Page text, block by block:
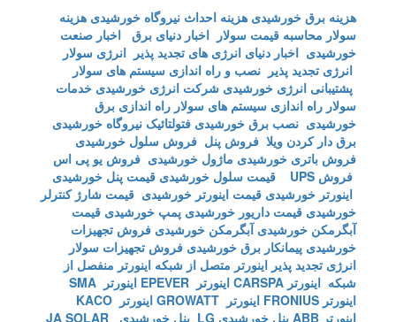
هزینه برق خورشیدی هزینه احداث نیروگاه خورشیدی هزینه
سولار محاسبه قیمت سولار اخبار دنیای برق اخبار صنعت
خورشیدی اخبار دنیای انرژی های تجدید پذیر انرژی سولار
انرژی تجدید پذیر نصب و راه اندازی سیستم های سولار
پشتیبانی انرژی خورشیدی شرکت انرژی خورشیدی خدمات
سولار راه اندازی سیستم های سولار راه اندازی برق
خورشیدی نصب برق خورشیدی فتولتائیک نیروگاه خورشیدی
برق دار کردن ویلا فروش پنل فروش سلول خورشیدی
فروش باتری خورشیدی ماژول خورشیدی فروش یو پی اس
فروش UPS
قیمت سلول خورشیدی قیمت پنل خورشیدی
اینورتر خورشیدی قیمت اینورتر خورشیدی قیمت شارژ کنترلر
خورشیدی قیمت داریور خورشیدی پمپ خورشیدی قیمت
آبگرمکن خورشیدی آبگرمکن خورشیدی فروش تجهیزات
خورشیدی پیمانکار برق خورشیدی فروش تجهیزات سولار
انرژی تجدید پذیر اینورتر متصل از شبکه اینورتر منفصل از
شبکه اینورتر CARSPA اینورتر EPEVER
اینورتر SMA
اینورتر FRONIUS
اینورتر GROWATT
اینورتر KACO
اینورتر ABB
پنل خورشیدی LG
پنل خورشیدی JA SOLAR